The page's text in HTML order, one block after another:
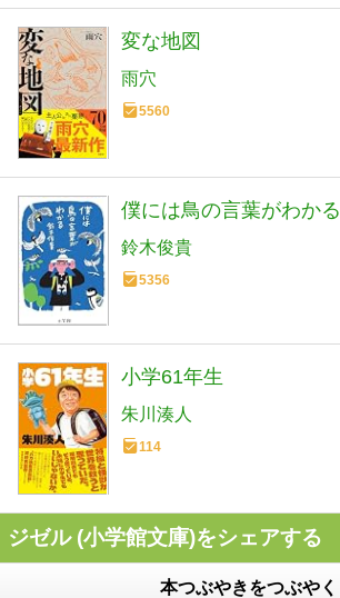
変な地図
雨穴
5560
僕には鳥の言葉がわかる
鈴木俊貴
5356
小学61年生
朱川湊人
114
ジゼル (小学館文庫)をシェアする
本つぶやきをつぶやく